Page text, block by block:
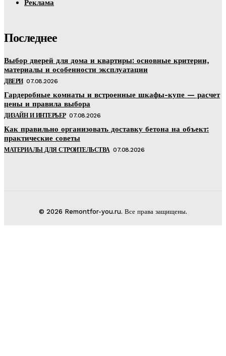
Реклама
Последнее
Выбор дверей для дома и квартиры: основные критерии,
материалы и особенности эксплуатации
ДВЕРИ 07.08.2026
Гардеробные комнаты и встроенные шкафы-купе — расчет
цены и правила выбора
ДИЗАЙН И ИНТЕРЬЕР 07.08.2026
Как правильно организовать доставку бетона на объект:
практические советы
МАТЕРИАЛЫ ДЛЯ СТРОИТЕЛЬСТВА 07.08.2026
© 2026 Remontfor-you.ru. Все права защищены.